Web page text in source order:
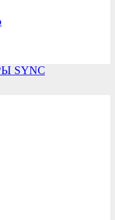
SYNC